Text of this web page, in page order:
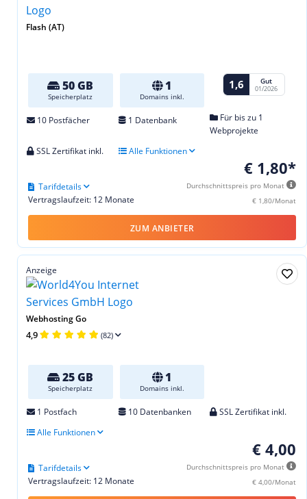
Flash (AT)
50 GB
Speicherplatz
1
Domains inkl.
1,6 Gut
01/2026
10 Postfächer 1 Datenbank
Für bis zu 1
Webprojekte
SSL Zertifikat inkl.
Alle Funktionen
€ 1,80*
Durchschnittspreis pro Monat
€ 1,80/Monat
Vertragslaufzeit: 12 Monate
Tarifdetails
ZUM ANBIETER
Anzeige
Webhosting Go
4,9 (82)
25 GB
Speicherplatz
1
Domains inkl.
1 Postfach 10 Datenbanken
SSL Zertifikat inkl.
Alle Funktionen
€ 4,00
Durchschnittspreis pro Monat
€ 4,00/Monat
Vertragslaufzeit: 12 Monate
Tarifdetails